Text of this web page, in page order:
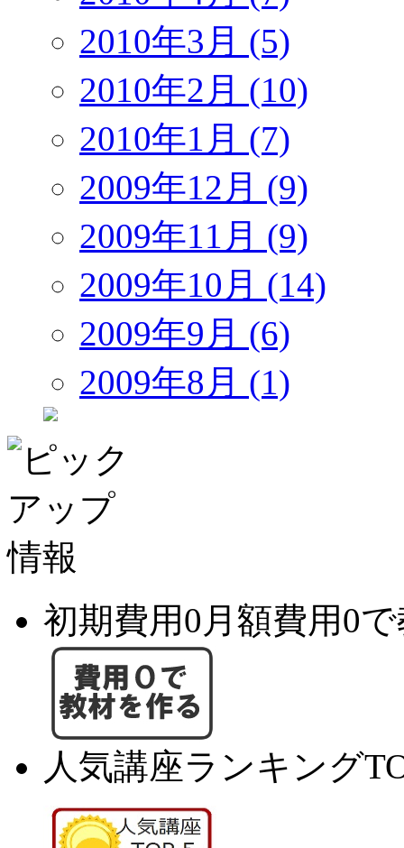
2010年3月 (5)
2010年2月 (10)
2010年1月 (7)
2009年12月 (9)
2009年11月 (9)
2009年10月 (14)
2009年9月 (6)
2009年8月 (1)
初期費用0月額費用0
人気講座ランキング